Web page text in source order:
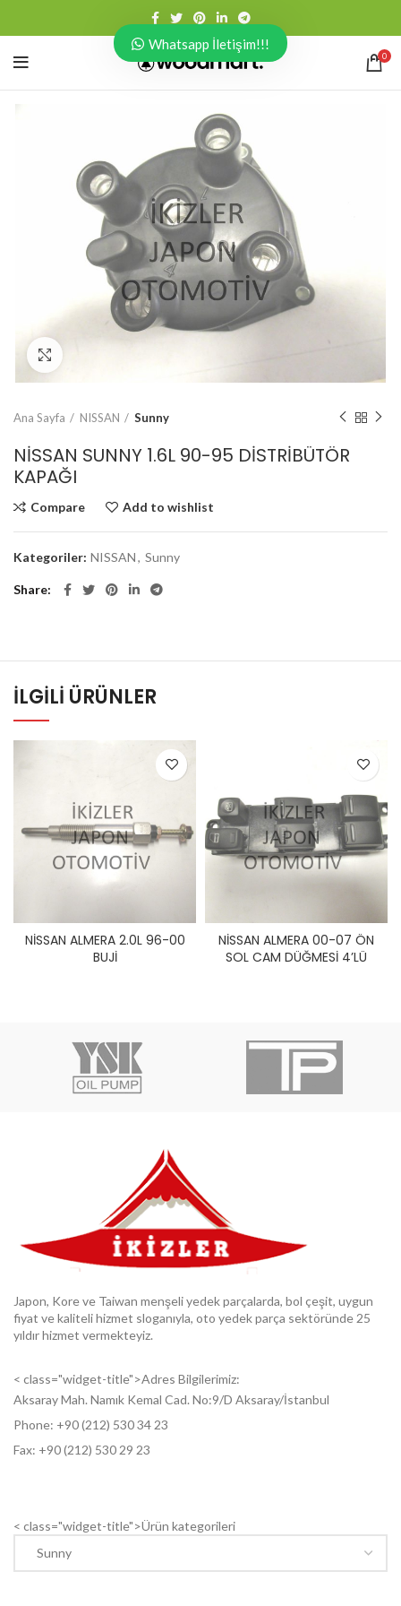
0
Ana Sayfa NISSAN Sunny
NİSSAN SUNNY 1.6L 90-95 DİSTRİBÜTÖR
KAPAĞI
Compare Add to wishlist
Kategoriler: NISSAN, Sunny
Share
İLGILI ÜRÜNLER
NİSSAN ALMERA 2.0L 96-00
BUJİ
NİSSAN ALMERA 00-07 ÖN
SOL CAM DÜĞMESİ 4’LÜ
Japon, Kore ve Taiwan menşeli yedek parçalarda, bol çeşit, uygun
fiyat ve kaliteli hizmet sloganıyla, oto yedek parça sektöründe 25
yıldır hizmet vermekteyiz.
< class="widget-title">Adres Bilgilerimiz:
Aksaray Mah. Namık Kemal Cad. No:9/D Aksaray/İstanbul
Phone: +90 (212) 530 34 23
Fax: +90 (212) 530 29 23
< class="widget-title">Ürün kategorileri
Whatsapp İletişim!!!